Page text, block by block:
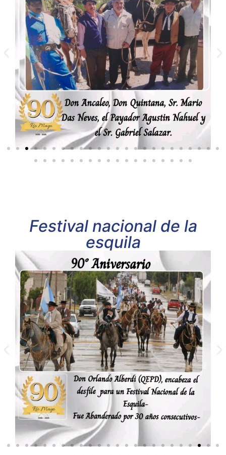
Festival nacional de la
esquila